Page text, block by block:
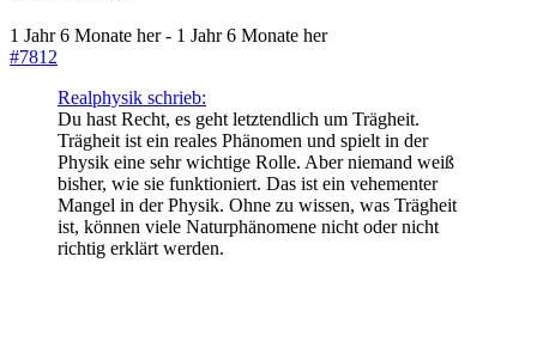
1 Jahr 6 Monate her- 1 Jahr 6 Monate her
#7812
Realphysik schrieb:
Du hast Recht, es geht letztendlich um Trägheit.
Trägheit ist ein reales Phänomen und spielt in der
Physik eine sehr wichtige Rolle. Aber niemand weiß
bisher, wie sie funktioniert. Das ist ein vehementer
Mangel in der Physik. Ohne zu wissen, was Trägheit
ist, können viele Naturphänomene nicht oder nicht
richtig erklärt werden.